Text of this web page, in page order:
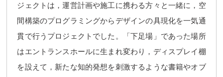
ジェクトは，運営計画や施工に携わる方々と一緒に，空
間構築のプログラミングからデザインの具現化を一気通
貫で行うプロジェクトでした。「下足場」であった場所
はエントランスホールに生まれ変わり，ディスプレイ棚
を設えて，新たな知的発想を刺激するような書籍やオブ